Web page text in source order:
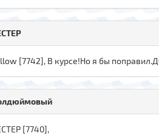
[7742], В курсе!Но я бы
[7740],